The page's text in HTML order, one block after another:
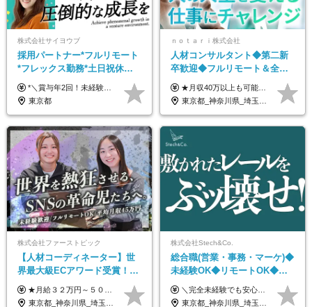
株式会社サイヨウブ
採用パートナー*フルリモート
*フレックス勤務*土日祝休み*
月給28万円～*産育休取得実績
あり*年間休日120日
*＼賞与年2回！未経験から月給28万円スタート／* ★昇給年12回あり！随時昇給のチャンス ◆月給28万～40万円＋賞与年2回＋各種インセンティブ ※経験・スキルを考慮の上、決定します ※試用期間6ヶ月間あり（期間中は月給26万円～になります。その他待遇等に差異はありません） ※月給には月35時間分の固定残業代含む（月5万4800円/超過分別途支給） ※ほとんどのメンバーが残業ゼロです！フレックスタイム制のため、自分の生活に合わせて調整できます。 ＼希望性で土曜日出勤あり／ お客様より「土曜日に応募者の対応をしてほしい」という ご要望を受けた際に、応募者対応⇒求職者との メッセージのやり取りなど、対応が発生する場合があります。 ※土曜日に出勤いただく場合は ・2時間稼働：4500円 ・4時間稼働：9000円 の給与が発生。勤務時間が4時間超えることは原則ありません。 短期間で高い給与をGETできるチャンスです♪
東京都
ｎｏｔａｒｉ株式会社
人材コンサルタント◆第二新
卒歓迎◆フルリモート＆全国
から勤務OK◆残業月10h以内
◆フレックス制
★月収40万以上も可能！ ★能力・スキル・経験を考慮した年収額を設定します ★年功序列ではなく、チャレンジを評価して給与に反映！ ■月給20万円～40万円＋決算賞与 ※経験・スキルを考慮のうえ決定します ※給与にはみなし残業代40時間分を含む。そのほか詳細に関しては別途面接時にご説明します ※試用期間3ヵ月あり。期間中の雇用形態・条件などに差異はありません
東京都_神奈川県_埼玉県_千葉県_大阪府_愛知県_北海道_青森県_岩手県_宮城県_秋田県_山形県_福島県_茨城県_栃木県_群馬県_新潟県_山梨県_長野県_富山県_石川県_福井県_静岡県_岐阜県_三重県_兵庫県_京都府_滋賀県_奈良県_和歌山県_広島県_岡山県_鳥取県_島根県_山口県_徳島県_香川県_愛媛県_高知県_福岡県_熊本県_佐賀県_長崎県_大分県_宮崎県_鹿児島県_沖縄県
株式会社ファーストピック
【人材コーディネーター】世
界最大級ECアワード受賞！フ
ルリモート／未経験◎／月給
３２万円～／年休１３０日以
★月給３２万円～５０万円＋インセンティブ賞与＋決算賞与★ （30時間の固定残業代、一律月54,750円を含む。超過分は支給） ※経験・スキルを考慮の上、決定 ※昇給：随時あり 【インセンティブについて】 自社サービスを提案し、サービス化した場合、一部の利益をインセンティブとして還元します。 試用期間中（6か月間）は、下記の給与となります。 【一都三県、大阪、名古屋、福岡の方】 月給２４万円～＋役職手当＋インセンティブ賞与 【一都三県以外の関東圏、九州、東北、北海道、その他地域の方】 月給２０万円～＋役職手当＋インセンティブ賞与 ※試用期間6ヶ月 ※試用期間中の待遇・福利厚生に差異はなし
東京都_神奈川県_埼玉県_千葉県_大阪府_愛知県_北海道_青森県_岩手県_宮城県_秋田県_山形県_福島県_茨城県_栃木県_群馬県_静岡県_岐阜県_三重県_兵庫県_京都府_滋賀県_奈良県_和歌山県_広島県_岡山県_鳥取県_島根県_山口県_福岡県_熊本県_佐賀県_長崎県_大分県_宮崎県_鹿児島県
株式会社Stech&Co.
総合職(営業・事務・マーケ)◆
未経験OK◆リモートOK◆学
歴不問◆20代活躍中！
＼完全未経験でも安心して年収UP可能です！／ -------------- 【1】営業 月給25万円～80万円＋賞与 【2】事務 月給21万円～50万円＋賞与 【3】マーケ 月給25万円～80万円＋賞与 ※試用期間3ヶ月間の待遇に変動はありません。 ※みなし残業代(月20時間分29,725円～)を含む。（※超過分は追加支給）
東京都_神奈川県_埼玉県_千葉県_大阪府_愛知県_北海道_青森県_岩手県_宮城県_秋田県_山形県_福島県_茨城県_栃木県_群馬県_新潟県_山梨県_長野県_富山県_石川県_福井県_静岡県_岐阜県_三重県_兵庫県_京都府_滋賀県_奈良県_和歌山県_広島県_岡山県_鳥取県_島根県_山口県_徳島県_香川県_愛媛県_高知県_福岡県_熊本県_佐賀県_長崎県_大分県_宮崎県_鹿児島県_沖縄県